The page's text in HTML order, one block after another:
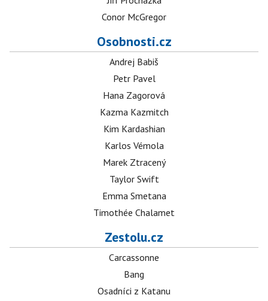
Conor McGregor
Osobnosti.cz
Andrej Babiš
Petr Pavel
Hana Zagorová
Kazma Kazmitch
Kim Kardashian
Karlos Vémola
Marek Ztracený
Taylor Swift
Emma Smetana
Timothée Chalamet
Zestolu.cz
Carcassonne
Bang
Osadníci z Katanu